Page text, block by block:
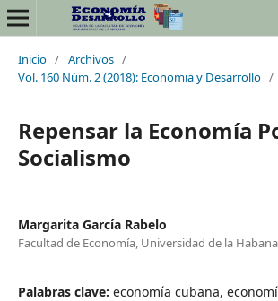
Inicio / Archivos /
Vol. 160 Núm. 2 (2018): Economia y Desarrollo /
Repensar la Economía
Socialismo
Margarita García Rabelo
Facultad de Economía, Universidad de la
Palabras clave: economía cubana,